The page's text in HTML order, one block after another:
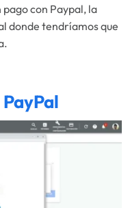
con Paypal, la
donde tendríamos que